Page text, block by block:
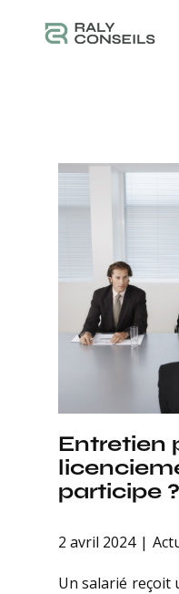
Entretien
participe ?
2 avril 2024
Un salarié reçoit